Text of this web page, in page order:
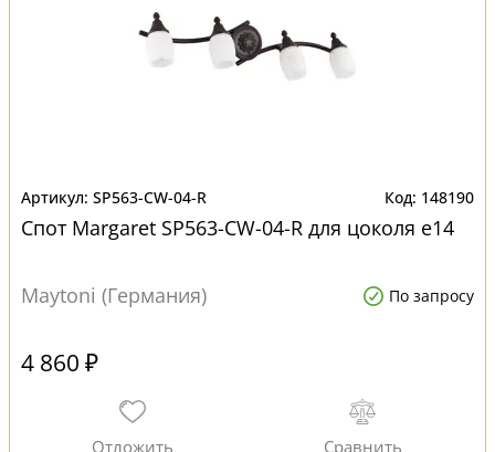
SP563-CW-04-R 148190
Спот Margaret SP563-CW-04-R для цоколя e14
Maytoni (Германия) По запросу
4 860 ₽